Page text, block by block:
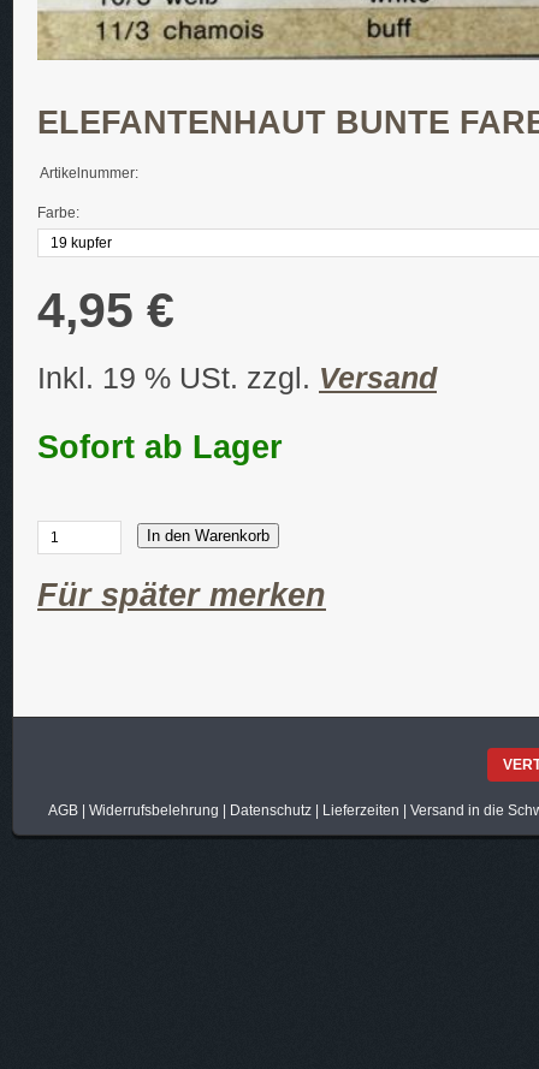
ELEFANTENHAUT BUNTE
Artikelnummer:
Farbe:
4,95 €
Inkl. 19 % USt. zzgl. Versand
Sofort ab Lager
In den Warenkorb
Für später merken
AGB| Widerrufsbelehrung Datenschutz| Lieferzeiten Versand in die